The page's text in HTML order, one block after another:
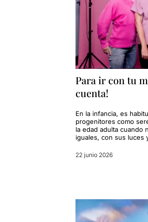
Para ir con tu
cuenta!
En la infancia, es
progenitores como
la edad adulta cuando
iguales, con sus luces
22 junio 2026